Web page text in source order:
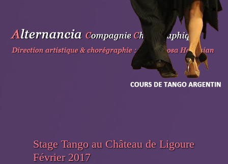
Stage Tango au Château de Ligoure
Février 2017